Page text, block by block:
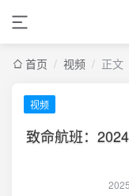
首页 / 视频 / 正文
视频
致命航班：